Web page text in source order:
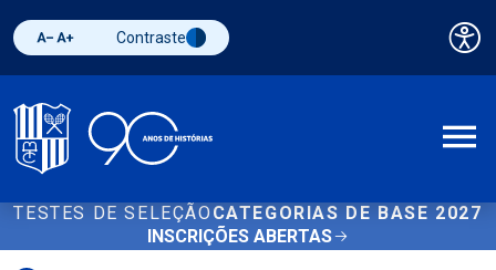
Diminuir fonte
Aumentar fonteAlternar contraste
Contraste
TESTES DE SELEÇÃO CATEGORIAS DE BASE 2027
INSCRIÇÕES ABERTAS